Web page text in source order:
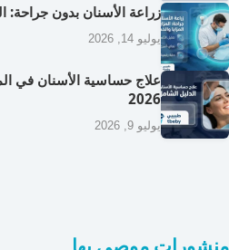
زراعة الأسنان بدون جراحة:
يوليو 14, 2026
علاج حساسية الأسنان في
2026
يوليو 9, 2026